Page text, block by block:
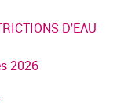
D'EAU
2026